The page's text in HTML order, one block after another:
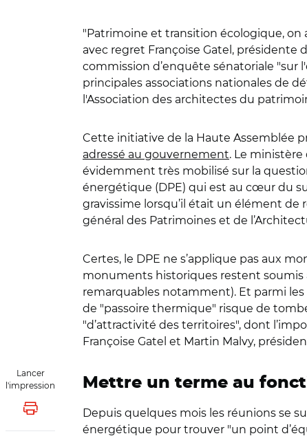
Lancer
l'impression
Lancer l'impression
"Patrimoine et transition écologique, on
avec regret Françoise Gatel, présidente
commission d’enquête sénatoriale
principales associations nationales de
l'Association des architectes du
Cette initiative de la Haute Assemblée
adressé au gouvernement. Le
évidemment très mobilisé sur la
énergétique (DPE) qui est au cœur du
gravissime lorsqu’il était un élément de
général des Patrimoines et de
Certes, le DPE ne s’applique pas aux
monuments historiques restent soumis
remarquables notamment). Et parmi
de "passoire thermique" risque de
"d’attractivité des territoires", dont
Françoise Gatel et Martin Malvy,
Mettre un terme au
Depuis quelques mois les réunions se
énergétique pour trouver "un point